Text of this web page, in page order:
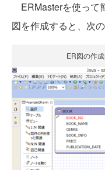
ERMasterを使って
図を作成すると、次
ER図の作